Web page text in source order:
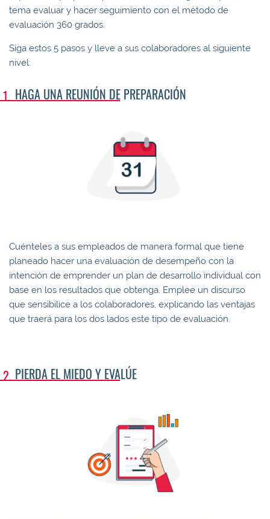
tema evaluar y hacer seguimiento con el método de
evaluación 360 grados.
Siga estos 5 pasos y lleve a sus colaboradores al siguiente
nivel:
HAGA UNA REUNIÓN DE PREPARACIÓN
Cuénteles a sus empleados de manera formal que tiene
planeado hacer una evaluación de desempeño con la
intención de emprender un plan de desarrollo individual con
base en los resultados que obtenga. Emplee un discurso
que sensibilice a los colaboradores, explicando las ventajas
que traerá para los dos lados este tipo de evaluación.
PIERDA EL MIEDO Y EVALÚE